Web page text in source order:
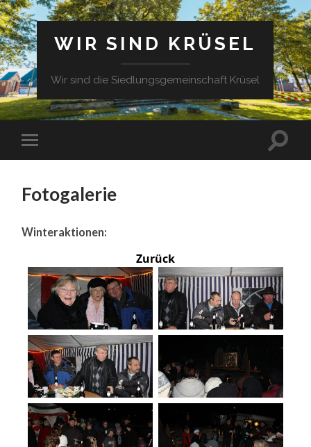
WIR SIND KRÜSEL
Wir sind die Siedlungsgemeinschaft Krüsel
Fotogalerie
Winteraktionen:
Zurück